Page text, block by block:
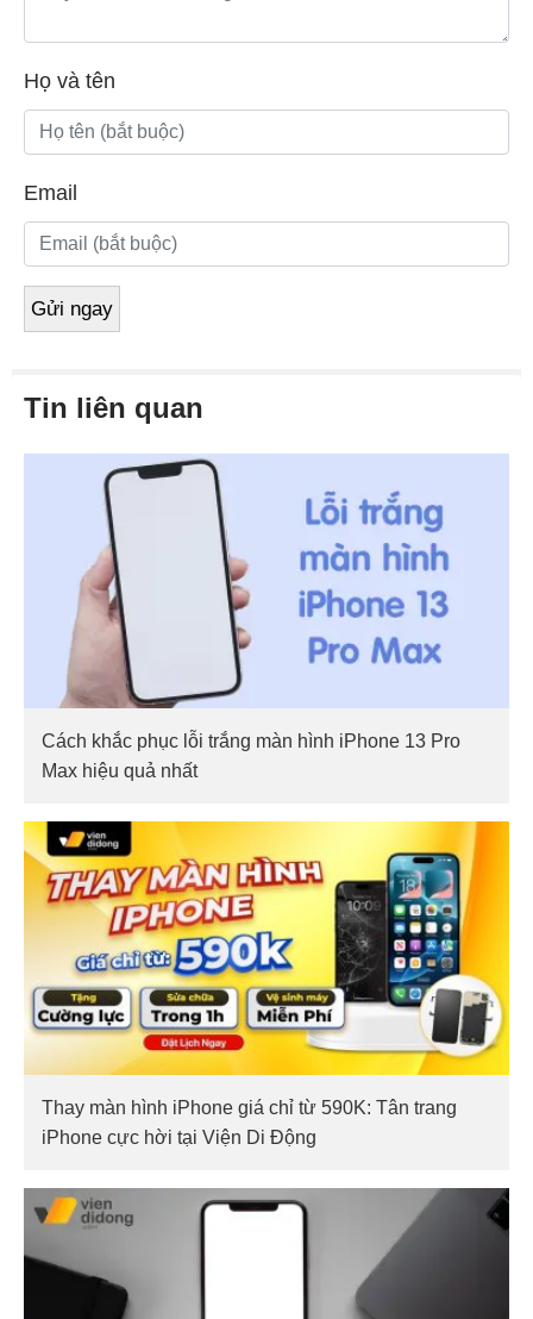
Họ và tên
Email
Tin liên quan
Cách khắc phục lỗi trắng màn hình iPhone 13 Pro
Max hiệu quả nhất
Thay màn hình iPhone giá chỉ từ 590K: Tân trang
iPhone cực hời tại Viện Di Động